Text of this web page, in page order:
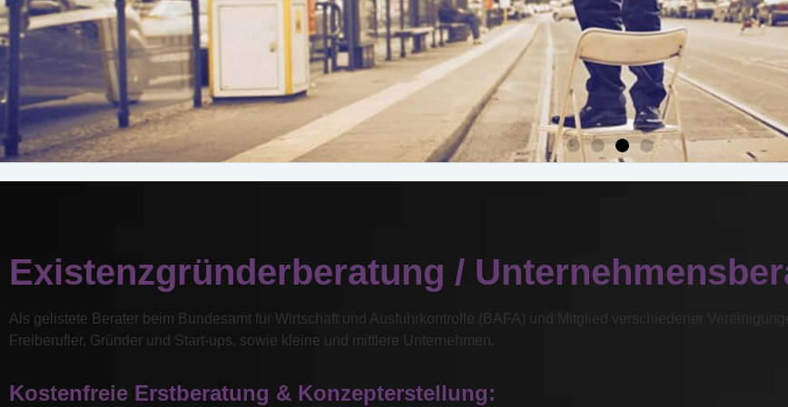
Business-Beratung zur Optimierung deiner
Existenzgründerberatung /
Als gelistete Berater beim Bundesamt für Wirtschaft und Ausfuhrkontrolle (BAFA) und Mitglied verschiedener
Freiberufler, Gründer und Start-ups, sowie kleine und mittlere Unternehmen.
Kostenfreie Erstberatung & Konzepterstellung: